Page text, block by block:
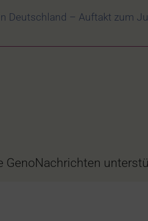
Deutschland – Auftakt zum
GenoNachrichten